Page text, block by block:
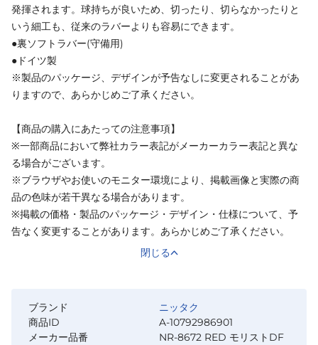
発揮されます。球持ちが良いため、切ったり、切らなかったりと
いう細工も、従来のラバーよりも容易にできます。
●裏ソフトラバー(守備用)
●ドイツ製
※製品のパッケージ、デザインが予告なしに変更されることがあ
りますので、あらかじめご了承ください。
【商品の購入にあたっての注意事項】
※一部商品において弊社カラー表記がメーカーカラー表記と異な
る場合がございます。
※ブラウザやお使いのモニター環境により、掲載画像と実際の商
品の色味が若干異なる場合があります。
※掲載の価格・製品のパッケージ・デザイン・仕様について、予
告なく変更することがあります。あらかじめご了承ください。
閉じる
ブランド
ニッタク
商品ID
A-10792986901
メーカー品番
NR-8672 RED モリストDF